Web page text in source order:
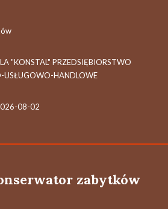
"KONSTAL" PRZEDSIĘBIORSTWO
USŁUGOWO-HANDLOWE
08-02
zabytków